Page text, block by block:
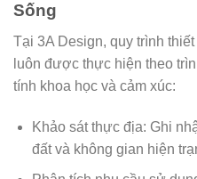
Sống
Tại 3A Design, quy trình thiết
luôn được thực hiện theo
tính khoa học và cảm xúc:
Khảo sát thực địa: Ghi
đất và không gian hiện